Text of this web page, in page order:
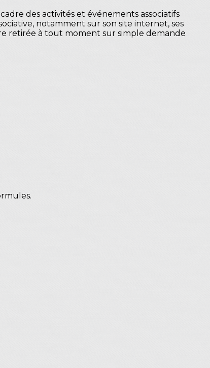
des activités et événements associatifs
notamment sur son site internet, ses
retirée à tout moment sur simple demande